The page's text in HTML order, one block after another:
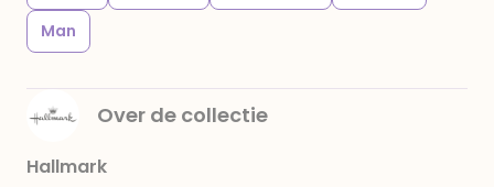
Man
Over de collectie
Hallmark